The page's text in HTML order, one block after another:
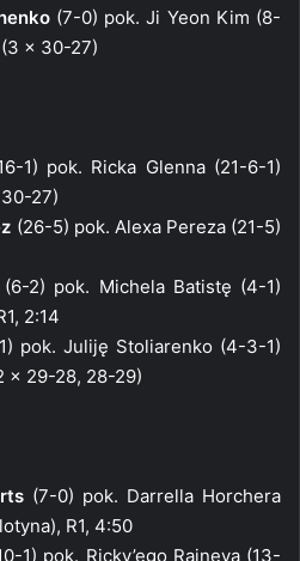
(7-0) pok. Ji Yeon Kim (8-
(3 x 30-27)
1) pok. Ricka Glenna (21-6-1)
27)
(26-5) pok. Alexa Pereza (21-5)
2) pok. Michela Batistę (4-1)
2:14
pok. Juliję Stoliarenko (4-3-1)
x 29-28, 28-29)
(7-0) pok. Darrella Horchera
R1, 4:50
1) pok. Ricky’ego Raineya (13-